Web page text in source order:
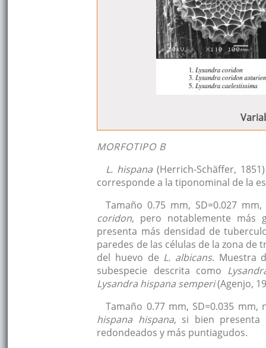
MORFOTIPO B
L. hispana (Herrich-Schäffer,
corresponde a la tiponominal de la
Tamaño 0.75 mm, SD=0.027
coridon, pero notablemente más
presenta más densidad de
paredes de las células de la zona
del huevo de L. albicans. Muestra
subespecie descrita como
Lysandra hispana semperi(Agenjo,
Tamaño 0.77 mm, SD=0.035
hispana hispana, si bien presenta
redondeados y más puntiagudos.